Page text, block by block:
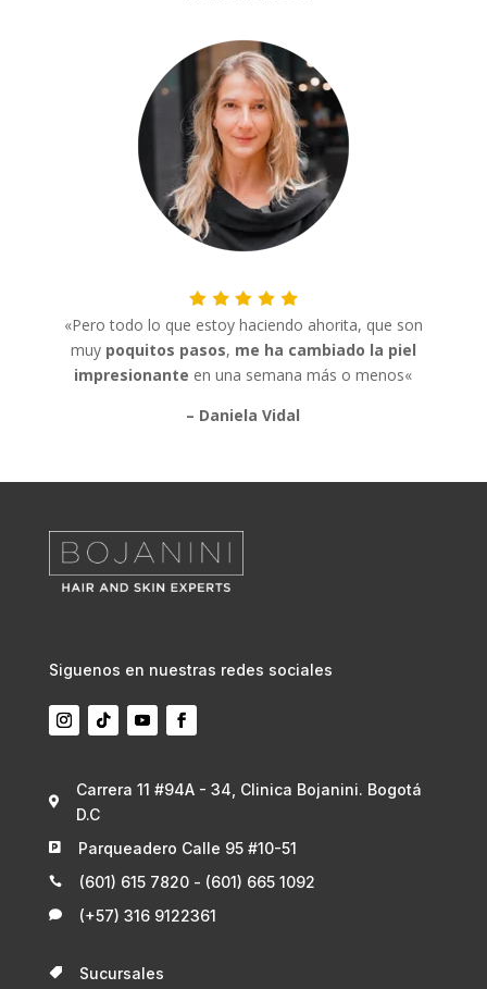
«Pero todo lo que estoy haciendo ahorita, que son
muy poquitos pasos, me ha cambiado la piel
impresionante en una semana más o menos«
– Daniela Vidal
Siguenos en nuestras redes sociales

Carrera 11 #94A - 34, Clinica Bojanini. Bogotá
D.C
 Parqueadero Calle 95 #10-51
 (601) 615 7820 - (601) 665 1092
 (+57) 316 9122361
 Sucursales